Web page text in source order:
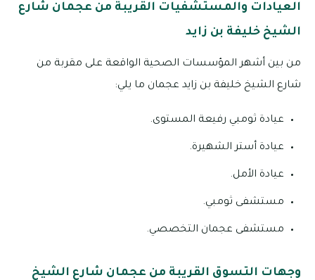
العيادات والمستشفيات القريبة من عجمان شارع
الشيخ خليفة بن زايد
من بين أشهر المؤسسات الصحية الواقعة على مقربة من
شارع الشيخ خليفة بن زايد عجمان ما يلي:
عيادة ثومبي رفيعة المستوى.
عيادة أستر الشهيرة.
عيادة الأمل.
مستشفى ثومبي.
مستشفى عجمان التخصصي.
وجهات التسوق القريبة من عجمان شارع الشيخ